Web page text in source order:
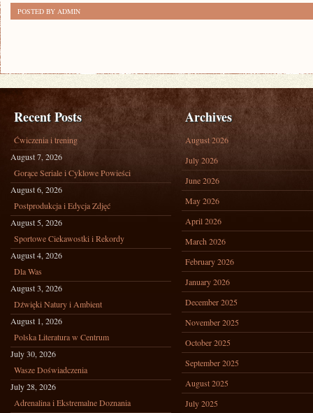
POSTED BY ADMIN
Recent Posts
Ćwiczenia i trening
August 7, 2026
Gorące Seriale i Cyklowe Powieści
August 6, 2026
Postprodukcja i Edycja Zdjęć
August 5, 2026
Sportowe Ciekawostki i Rekordy
August 4, 2026
Dla Was
August 3, 2026
Dźwięki Natury i Ambient
August 1, 2026
Polska Literatura w Centrum
July 30, 2026
Wasze Doświadczenia
July 28, 2026
Adrenalina i Ekstremalne Doznania
Archives
August 2026
July 2026
June 2026
May 2026
April 2026
March 2026
February 2026
January 2026
December 2025
November 2025
October 2025
September 2025
August 2025
July 2025